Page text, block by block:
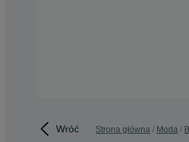
Wróć Strona główna Moda